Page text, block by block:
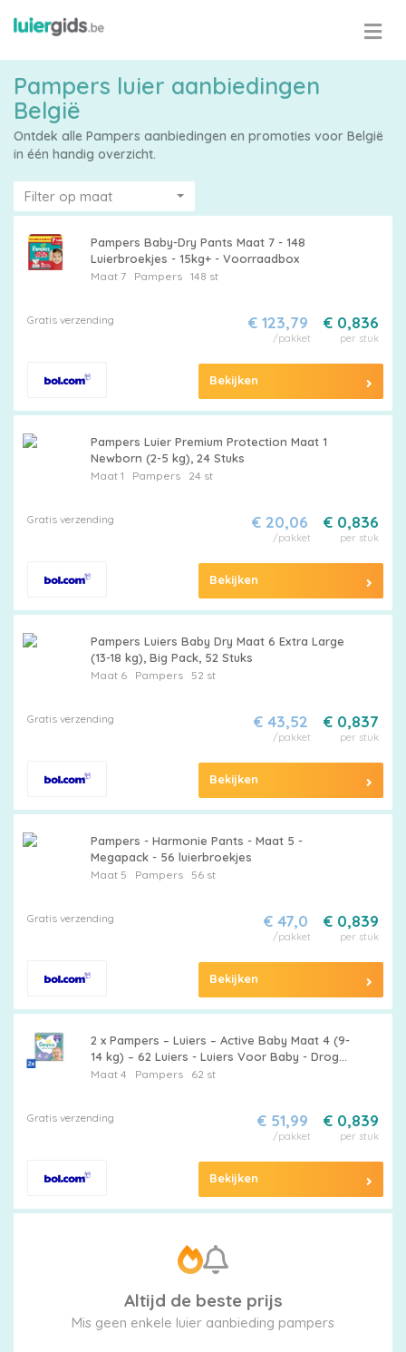
Kies
Pampers
Billendoekjes
Pampers luier aanbiedingen
België
Ontdek alle Pampers aanbiedingen en promoties voor België
in één handig overzicht.
Filter op maat
Pampers Baby-Dry Pants Maat 7 - 148
Luierbroekjes - 15kg+ - Voorraadbox
Maat 7 Pampers148 st
Gratis verzending € 0,836
per stuk
€ 123,79
/pakket
Bekijken
Pampers Luier Premium Protection Maat 1
Newborn (2-5 kg), 24 Stuks
Maat 1 Pampers24 st
Gratis verzending € 0,836
per stuk
€ 20,06
/pakket
Bekijken
Pampers Luiers Baby Dry Maat 6 Extra Large
(13-18 kg), Big Pack, 52 Stuks
Maat 6 Pampers52 st
Gratis verzending € 0,837
per stuk
€ 43,52
/pakket
Bekijken
Pampers - Harmonie Pants - Maat 5 -
Megapack - 56 luierbroekjes
Maat 5 Pampers56 st
Gratis verzending € 0,839
per stuk
€ 47,0
/pakket
Bekijken
2 x Pampers – Luiers – Active Baby Maat 4 (9-
14 kg) – 62 Luiers - Luiers Voor Baby - Droge
Luiers - Actieve Baby - Superabsorberende
Maat 4 Pampers62 st
Gratis verzending € 0,839
per stuk
€ 51,99
/pakket
Bekijken
Altijd de beste prijs
Mis geen enkele luier aanbieding pampers